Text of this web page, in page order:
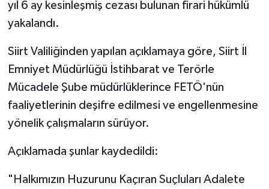
yıl 6 ay kesinleşmiş cezası bulunan firari hükümlü
yakalandı.
Siirt Valiliğinden yapılan açıklamaya göre, Siirt İl
Emniyet Müdürlüğü İstihbarat ve Terörle
Mücadele Şube müdürlüklerince FETÖ'nün
faaliyetlerinin deşifre edilmesi ve engellenmesine
yönelik çalışmaların sürüyor.
Açıklamada şunlar kaydedildi:
"Halkımızın Huzurunu Kaçıran Suçluları Adalete